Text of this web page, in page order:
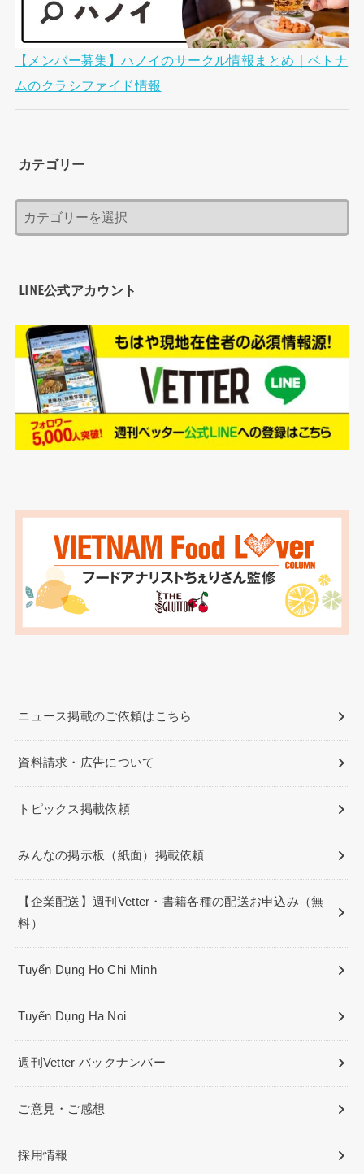
【メンバー募集】ハノイのサークル情報まとめ｜ベトナ
ムのクラシファイド情報
カテゴリー
LINE公式アカウント
ニュース掲載のご依頼はこちら
資料請求・広告について
トピックス掲載依頼
みんなの掲示板（紙面）掲載依頼
【企業配送】週刊Vetter・書籍各種の配送お申込み（無
料）
Tuyển Dụng Ho Chi Minh
Tuyển Dụng Ha Noi
週刊Vetter バックナンバー
ご意見・ご感想
採用情報